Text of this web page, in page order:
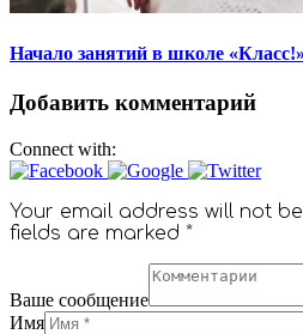
Начало занятий в школе
Добавить комментарий
Connect with:
Your email address will not
fields are marked *
Ваше сообщение
Имя